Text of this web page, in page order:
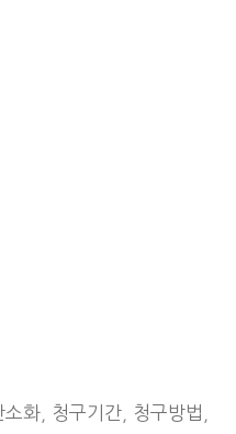
소화 청구기간 청구방법